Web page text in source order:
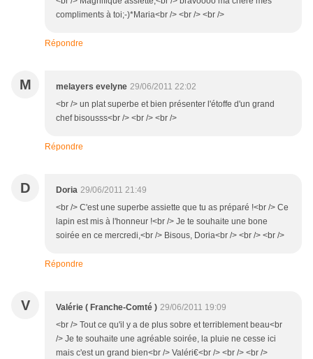
compliments à toi;-)*Maria<br /> <br /> <br />
Répondre
M melayers evelyne 29/06/2011 22:02
<br /> un plat superbe et bien présenter l'étoffe d'un grand
chef bisousss<br /> <br /> <br />
Répondre
D Doria 29/06/2011 21:49
<br /> C'est une superbe assiette que tu as préparé !<br /> Ce
lapin est mis à l'honneur !<br /> Je te souhaite une bone
soirée en ce mercredi,<br /> Bisous, Doria<br /> <br /> <br />
Répondre
V Valérie ( Franche-Comté ) 29/06/2011 19:09
<br /> Tout ce qu'il y a de plus sobre et terriblement beau<br
/> Je te souhaite une agréable soirée, la pluie ne cesse ici
mais c'est un grand bien<br /> Valéri€<br /> <br /> <br />